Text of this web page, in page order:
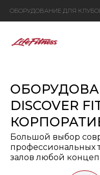
DISCOVER
Большой выбор
профессиональных
залов любой